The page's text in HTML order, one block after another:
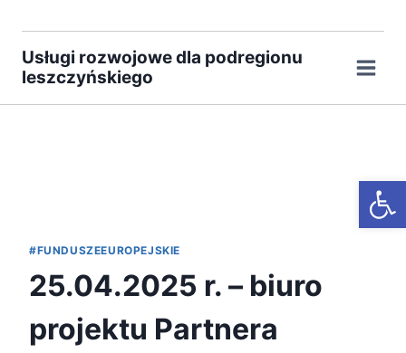
treściUsługi rozwojowe dla podregionu
leszczyńskiego
#FUNDUSZEEUROPEJSKIE
25.04.2025 r. – biuro
projektu Partnera